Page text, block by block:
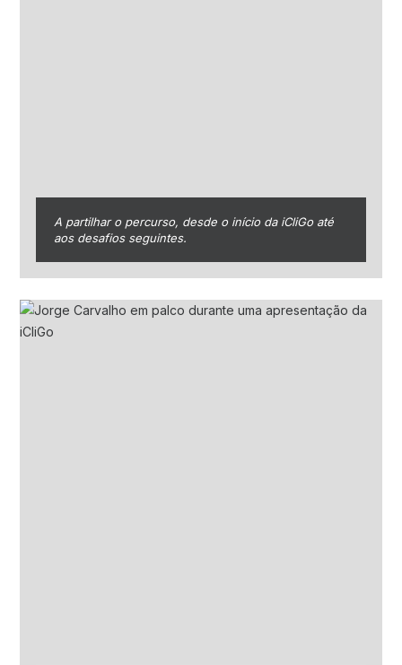
A partilhar o percurso, desde o início da iCliGo até
aos desafios seguintes.